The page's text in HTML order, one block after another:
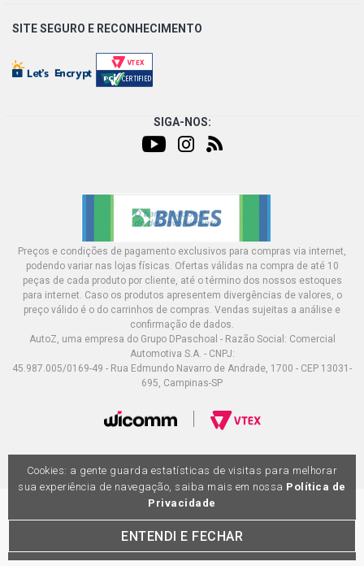
SITE SEGURO E RECONHECIMENTO
SIGA-NOS:
Preços e condições de pagamento exclusivos para compras via internet,
podendo variar nas lojas físicas. Ofertas válidas na compra de até 10
peças de cada produto por cliente, até o término dos nossos estoques
para internet. Caso os produtos apresentem divergências de valores, o
preço válido é o do carrinhos de compras. Vendas sujeitas a análise e
confirmação de dados.
AutoZ, uma empresa do Grupo DPaschoal - Razão Social: Comercial
Automotiva S.A. - CNPJ:
45.987.005/0169-49 - Rua Edmundo Navarro de Andrade, 1700 - CEP 13031-
695, Campinas-SP
Cookies: a gente guarda estatísticas de visitas para melhorar
sua experiência de navegação, saiba mais em nossa Política de
Privacidade
ENTENDI E FECHAR